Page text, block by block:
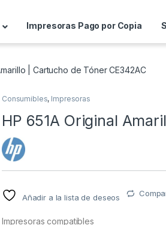
Impresoras Pago por Copia
| Cartucho de Tóner CE342AC
Consumibles, Impresoras
HP 651A Original
Añadir a la lista de deseos
Impresoras compatibles